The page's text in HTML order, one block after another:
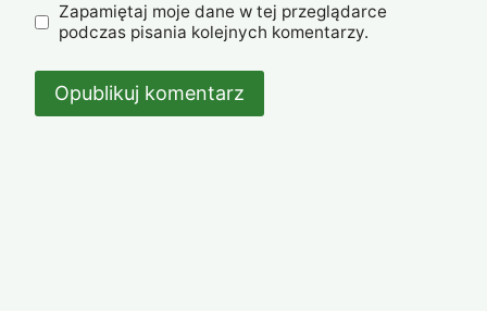
Zapamiętaj moje dane w tej przeglądarce
podczas pisania kolejnych komentarzy.